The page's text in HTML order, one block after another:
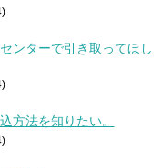
ンターで引き取ってほし
方法を知りたい。